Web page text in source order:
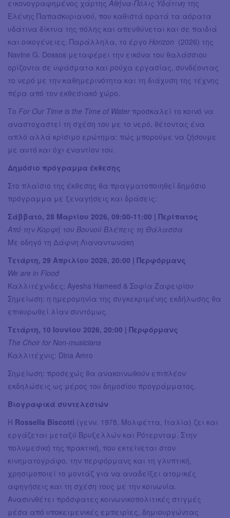
εικονογραφημένος χάρτης Αθήνα-Πόλις Υδάτινη της
Ελένης Παπασκυριανού, που καθιστά ορατά τα αόρατα
υδάτινα δίκτυα της πόλης και απευθύνεται και σε παιδιά
και οικογένειες. Παράλληλα, το έργο Horizon (2026) της
Navine G. Dossos μεταφέρει την εικόνα του θαλάσσιου
ορίζοντα σε υφάσματα και ρούχα εργασίας, συνδέοντας
το νερό με την καθημερινότητα και τη διάχυση της τέχνης
πέρα από τον εκθεσιακό χώρο.
Το For Our Time is the Time of Water προσκαλεί το κοινό να
αναστοχαστεί τη σχέση του με το νερό, θέτοντας ένα
απλό αλλά κρίσιμο ερώτημα: πώς μπορούμε να ζήσουμε
με αυτό και όχι εναντίον του.
Δημόσιο πρόγραμμα έκθεσης
Στο πλαίσιο της έκθεσης θα πραγματοποιηθεί δημόσιο
πρόγραμμα με ξεναγήσεις και δράσεις:
Σάββατο, 28 Μαρτίου 2026, 09:00-11:00 | Περίπατος
Από την Κορφή του Βουνού Βλέπεις τη Θάλασσα
Με οδηγό τη Δάφνη Λιαναντωνάκη
Τετάρτη, 29 Απριλίου 2026, 20:00 | Περφόρμανς
We are in Flood
Καλλιτέχνιδες: Ayesha Hameed & Σοφία Ζαφειρίου
Σημείωση: η ημερομηνία της συγκεκριμένης εκδήλωσης θα
επικυρωθεί λίαν συντόμως.
Τετάρτη, 10 Ιουνίου 2026, 20:00 | Περφόρμανς
The Choir for Non-musicians
Καλλιτέχνις: Dina Amro
Σημείωση: προσεχώς θα ανακοινωθούν επιπλέον
εκδηλώσεις ως μέρος του δημοσίου προγράμματος.
Βιογραφικά συντελεστών
Η Rossella Biscotti (γενν. 1978, Μολφέττα, Ιταλία) ζει και
εργάζεται μεταξύ Βρυξελλών και Ρότερνταμ. Στην
πολυμεσική της πρακτική, που εκτείνεται στον
κινηματογράφο, την περφόρμανς και τη γλυπτική,
χρησιμοποιεί το μοντάζ για να αναδείξει ατομικές
αφηγήσεις και τη σχέση τους με την κοινωνία.
Ανασυνθέτει πρόσφατες κοινωνικοπολιτικές στιγμές
μέσα από υποκειμενικές εμπειρίες, δημιουργώντας